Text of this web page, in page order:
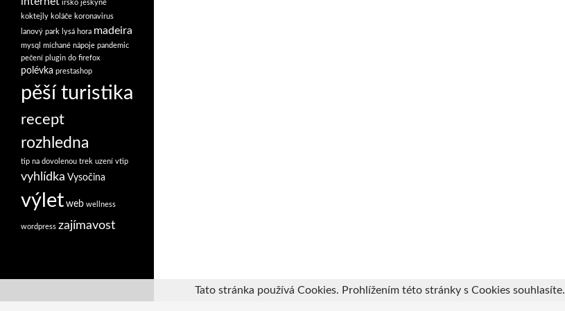
irsko jeskyně
koktejly koláče koronavirus
lanový park
lysá hora madeira
mysql míchané nápoje pandemic
pečení plugin do firefox
polévka prestashop
pěší turistika
recept
rozhledna
tip na dovolenou trek uzení vtip
vyhlídka Vysočina
výlet web wellness
wordpress zajímavost
Tato stránka používá Cookies. Prohlížením této stránky s Cookies souhlasíte.